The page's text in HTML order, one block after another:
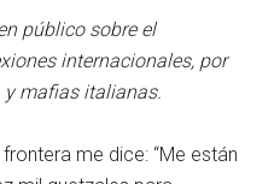
público sobre el
internacionales, por
y mafias italianas.
me dice: “Me están